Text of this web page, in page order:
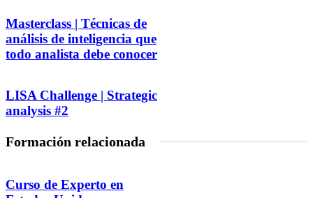
Masterclass | Técnicas de
análisis de inteligencia que
todo analista debe conocer
LISA Challenge | Strategic
analysis #2
Formación relacionada
Curso de Experto en